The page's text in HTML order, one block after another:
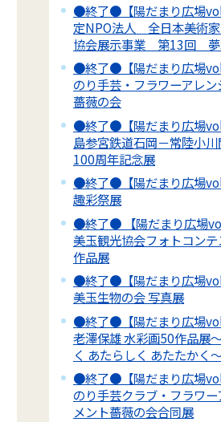
●終了●【陽だまり広場
定NPO法人 全日本美術
協会展示事業 第13回 夢
●終了●【陽だまり広場
のり手芸・フラワーアレン
薔薇の会
●終了●【陽だまり広場
島参宮鉄道石岡－常陸小
100周年記念展
●終了●【陽だまり広場
趣彩祭展
●終了● 【陽だまり広場
美玉観光協会フォトコン
作品展
●終了●【陽だまり広場
美玉生物の会 写真展
●終了●【陽だまり広場
老澤保雄 水彩画50作品展
く あたらしく あたたかく
●終了●【陽だまり広場
のり手芸クラブ・フラワ
メント薔薇の会合同展